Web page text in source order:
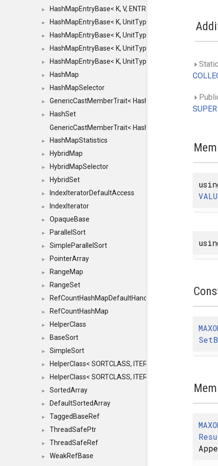
► HashMapEntryBase< K, V, ENTRY_HANDLER,
► HashMapEntryBase< K, UnitType, ENTRY_HANDLER,
► HashMapEntryBase< K, UnitType, ENTRY_HANDLER,
► HashMapEntryBase< K, UnitType, ENTRY_HANDLER,
► HashMapEntryBase< K, UnitType, ENTRY_HANDLER,
► HashMap
► HashMapSelector
► GenericCastMemberTrait< HashMap< K_TO, V_TO >,
►
HashSet
GenericCastMemberTrait< HashSet< TO >, HashSet<
► HashMapStatistics
► HybridMap
► HybridMapSelector
► HybridSet
► IndexIteratorDefaultAccess
► IndexIterator
► OpaqueBase
► ParallelSort
► SimpleParallelSort
► PointerArray
► RangeMap
► RangeSet
► RefCountHashMapDefaultHandler
► RefCountHashMap
► HelperClass
► BaseSort
► SimpleSort
► HelperClass< SORTCLASS, ITERATOR, CONTENT,
► HelperClass< SORTCLASS, ITERATOR, CONTENT,
► SortedArray
► DefaultSortedArray
► TaggedBaseRef
► ThreadSafePtr
► ThreadSafeRef
►
WeakRefBase